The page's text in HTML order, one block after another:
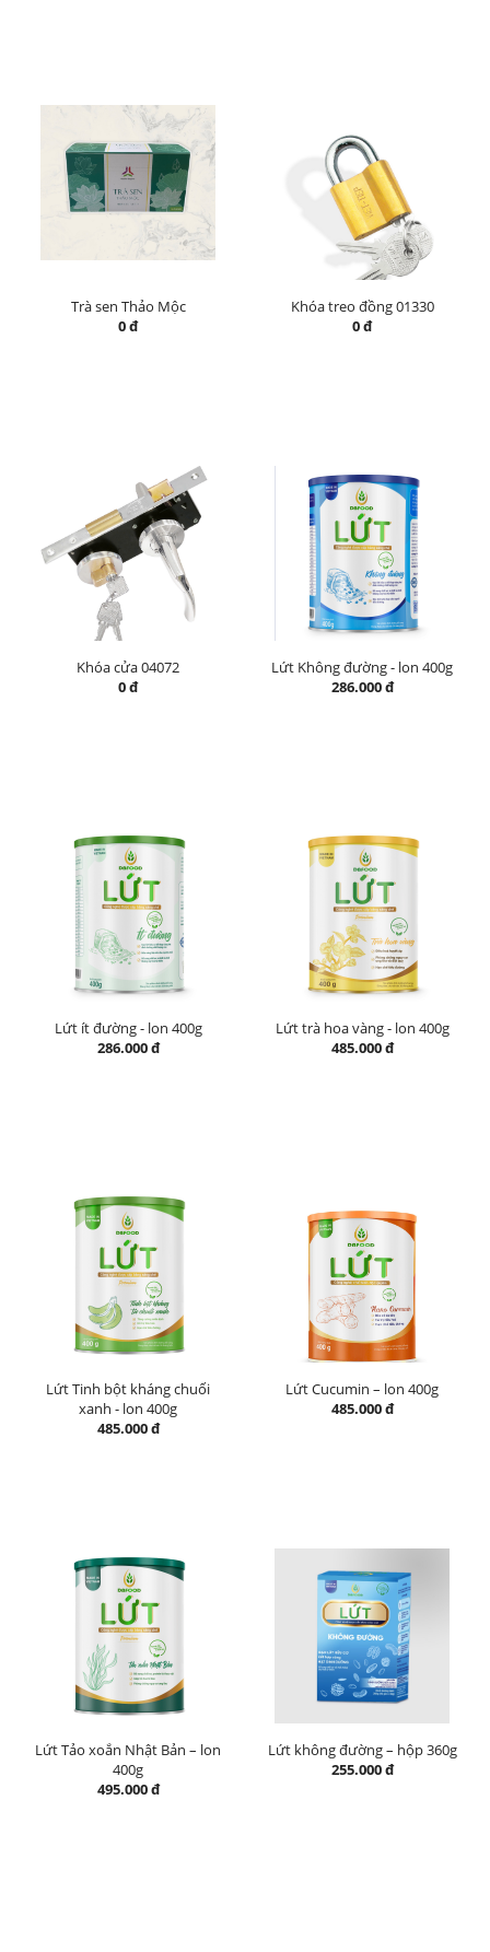
Trà sen Thảo Mộc
0 đ
Khóa treo đồng 01330
0 đ
Khóa cửa 04072
0 đ
Lứt Không đường - lon 400g
286.000 đ
Lứt ít đường - lon 400g
286.000 đ
Lứt trà hoa vàng - lon 400g
485.000 đ
Lứt Tinh bột kháng chuối
xanh - lon 400g
485.000 đ
Lứt Cucumin – lon 400g
485.000 đ
Lứt Tảo xoắn Nhật Bản – lon
400g
495.000 đ
Lứt không đường – hộp 360g
255.000 đ